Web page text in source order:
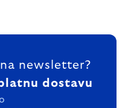
newsletter?
dostavu